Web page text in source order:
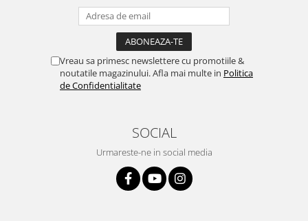
Vreau sa primesc newslettere cu promotiile &
noutatile magazinului. Afla mai multe in Politica
de Confidentialitate
SOCIAL
Urmareste-ne in social media